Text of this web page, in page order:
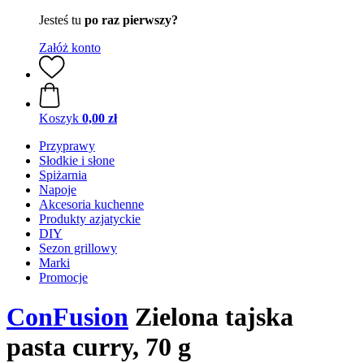
Jesteś tu po raz pierwszy?
Załóż konto
Koszyk 0,00 zł
Przyprawy
Słodkie i słone
Spiżarnia
Napoje
Akcesoria kuchenne
Produkty azjatyckie
DIY
Sezon grillowy
Marki
Promocje
ConFusion Zielona tajska
pasta curry, 70 g